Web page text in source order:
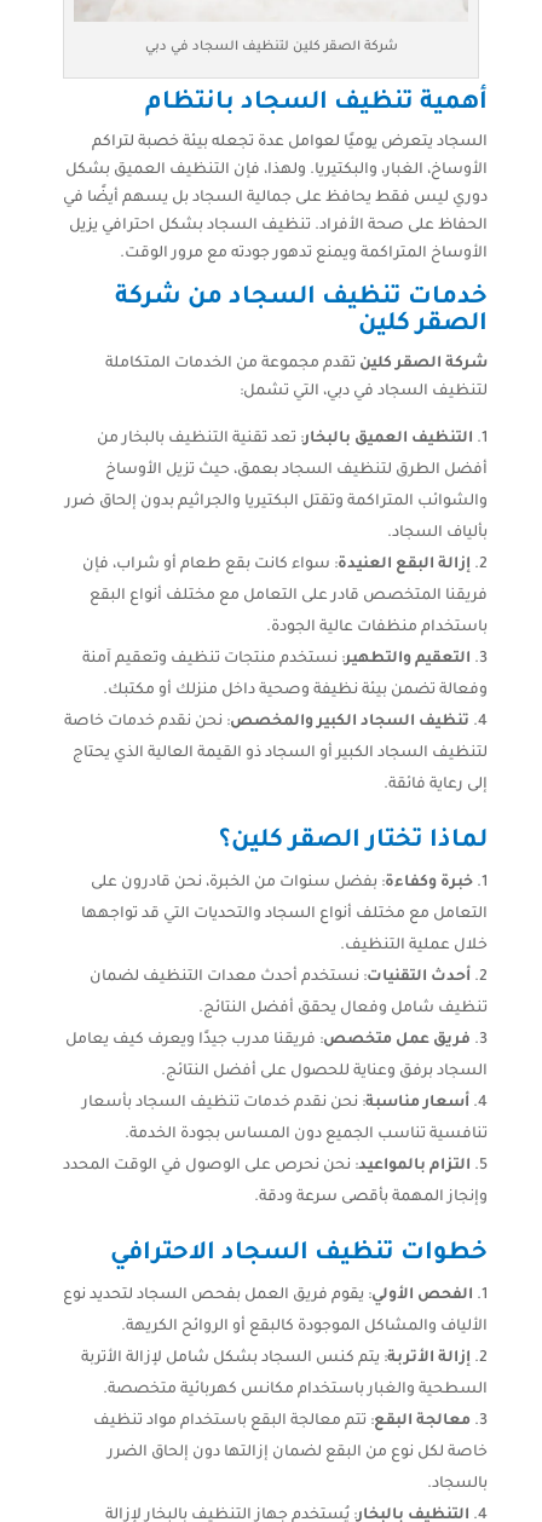
شركة الصقر كلين لتنظيف السجاد في دبي
أهمية تنظيف السجاد بانتظام
السجاد يتعرض يوميًا لعوامل عدة تجعله بيئة خصبة لتراكم
الأوساخ، الغبار، والبكتيريا. ولهذا، فإن التنظيف العميق بشكل
دوري ليس فقط يحافظ على جمالية السجاد بل يسهم أيضًا في
الحفاظ على صحة الأفراد. تنظيف السجاد بشكل احترافي يزيل
الأوساخ المتراكمة ويمنع تدهور جودته مع مرور الوقت.
خدمات تنظيف السجاد من شركة
الصقر كلين
شركة الصقر كلين تقدم مجموعة من الخدمات المتكاملة
لتنظيف السجاد في دبي، التي تشمل:
التنظيف العميق بالبخار: تعد تقنية التنظيف بالبخار من
أفضل الطرق لتنظيف السجاد بعمق، حيث تزيل الأوساخ
والشوائب المتراكمة وتقتل البكتيريا والجراثيم بدون إلحاق ضرر
بألياف السجاد.
إزالة البقع العنيدة: سواء كانت بقع طعام أو شراب، فإن
فريقنا المتخصص قادر على التعامل مع مختلف أنواع البقع
باستخدام منظفات عالية الجودة.
التعقيم والتطهير: نستخدم منتجات تنظيف وتعقيم آمنة
وفعالة تضمن بيئة نظيفة وصحية داخل منزلك أو مكتبك.
تنظيف السجاد الكبير والمخصص: نحن نقدم خدمات خاصة
لتنظيف السجاد الكبير أو السجاد ذو القيمة العالية الذي يحتاج
إلى رعاية فائقة.
لماذا تختار الصقر كلين؟
خبرة وكفاءة: بفضل سنوات من الخبرة، نحن قادرون على
التعامل مع مختلف أنواع السجاد والتحديات التي قد تواجهها
خلال عملية التنظيف.
أحدث التقنيات: نستخدم أحدث معدات التنظيف لضمان
تنظيف شامل وفعال يحقق أفضل النتائج.
فريق عمل متخصص: فريقنا مدرب جيدًا ويعرف كيف يعامل
السجاد برفق وعناية للحصول على أفضل النتائج.
أسعار مناسبة: نحن نقدم خدمات تنظيف السجاد بأسعار
تنافسية تناسب الجميع دون المساس بجودة الخدمة.
التزام بالمواعيد: نحن نحرص على الوصول في الوقت المحدد
وإنجاز المهمة بأقصى سرعة ودقة.
خطوات تنظيف السجاد الاحترافي
الفحص الأولي: يقوم فريق العمل بفحص السجاد لتحديد نوع
الألياف والمشاكل الموجودة كالبقع أو الروائح الكريهة.
إزالة الأتربة: يتم كنس السجاد بشكل شامل لإزالة الأتربة
السطحية والغبار باستخدام مكانس كهربائية متخصصة.
معالجة البقع: تتم معالجة البقع باستخدام مواد تنظيف
خاصة لكل نوع من البقع لضمان إزالتها دون إلحاق الضرر
بالسجاد.
التنظيف بالبخار: يُستخدم جهاز التنظيف بالبخار لإزالة